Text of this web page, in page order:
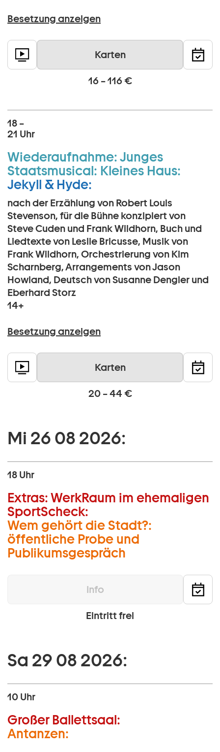
Besetzung anzeigen
Karten
16 – 116 €
18 –
21 Uhr
Wiederaufnahme:Junges
Staatsmusical: Kleines Haus:
Jekyll & Hyde:
nach der Erzählung von Robert Louis
Stevenson, für die Bühne konzipiert von
Steve Cuden und Frank Wildhorn, Buch und
Liedtexte von Leslie Bricusse, Musik von
Frank Wildhorn, Orchestrierung von Kim
Scharnberg, Arrangements von Jason
Howland, Deutsch von Susanne Dengler und
Eberhard Storz
14+
Besetzung anzeigen
Karten
20 – 44 €
Mi 26 08 2026:
18 Uhr
Extras:WerkRaum im ehemaligen
SportScheck:
Wem gehört die Stadt?:
öffentliche Probe und
Publikumsgespräch
Info
Eintritt frei
Sa 29 08 2026:
10 Uhr
Großer Ballettsaal:
Antanzen: